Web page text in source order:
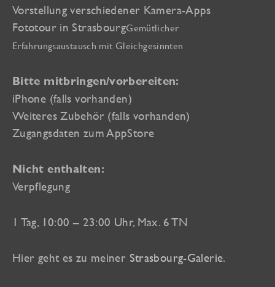
Vorstellung verschiedener Kamera-Apps
Fototour in StrasbourgGemütlicher
Erfahrungsaustausch mit Gleichgesinnten
Bitte mitbringen/vorbereiten:
iPhone (falls vorhanden)
Weiteres Zubehör (falls vorhanden)
Zugangsdaten zum AppStore
Nicht enthalten:
Verpflegung
1 Tag, 10:00 – 23:00 Uhr, Max. 6 TN
Hier geht es zu meiner Strasbourg-Galerie.